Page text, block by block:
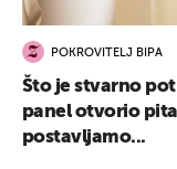
POKROVITELJ BIPA
Što je stvarno
panel otvorio
postavljamo...